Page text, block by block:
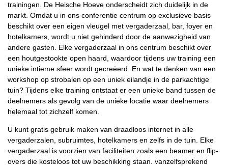
trainingen. De Heische Hoeve onderscheidt zich duidelijk in de
markt. Omdat u in ons conferentie centrum op exclusieve basis
beschikt over een eigen vleugel met vergaderzaal, bar, foyer en
hotelkamers, wordt u niet gehinderd door de aanwezigheid van
andere gasten. Elke vergaderzaal in ons centrum beschikt over
een houtgestookte open haard, waardoor tijdens uw training een
unieke intieme sfeer wordt gecreëerd. En wat te denken van een
workshop op strobalen op een uniek eilandje in de parkachtige
tuin? Tijdens elke training ontstaat er een unieke band tussen de
deelnemers als gevolg van de unieke locatie waar deelnemers
helemaal tot zichzelf komen.
U kunt gratis gebruik maken van draadloos internet in alle
vergaderzalen, subruimtes, hotelkamers en zelfs in de tuin. Elke
vergaderzaal is voorzien van faciliteiten zoals een beamer en flip-
overs die kosteloos tot uw beschikking staan. vanzelfsprekend